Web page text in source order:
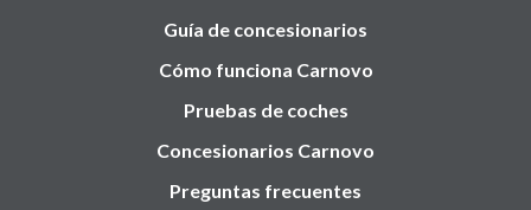
Guía de concesionarios
Cómo funciona Carnovo
Pruebas de coches
Concesionarios Carnovo
Preguntas frecuentes